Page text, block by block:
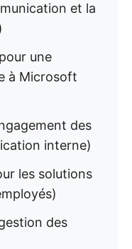
et la
une
à Microsoft
des
interne)
les solutions
des